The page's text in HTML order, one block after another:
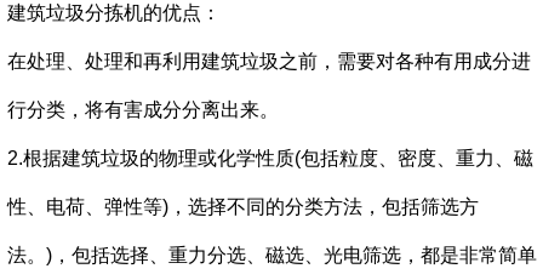
建筑垃圾分拣机的优点：
在处理、处理和再利用建筑垃圾之前，需要对各种有用成分进
行分类，将有害成分分离出来。
2.根据建筑垃圾的物理或化学性质(包括粒度、密度、重力、磁
性、电荷、弹性等)，选择不同的分类方法，包括筛选方
法。)，包括选择、重力分选、磁选、光电筛选，都是非常简单